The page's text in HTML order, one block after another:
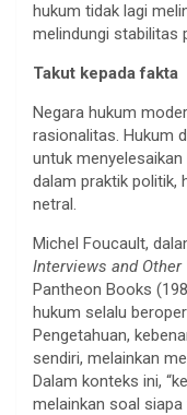
hukum tidak lagi
melindungi stabilitas
Takut kepada fakta
Negara hukum
rasionalitas. Hukum
untuk
dalam praktik politik,
netral.
Michel Foucault,
Interviews and
Pantheon Books
hukum selalu
Pengetahuan,
sendiri, melainkan
Dalam konteks ini,
melainkan soal